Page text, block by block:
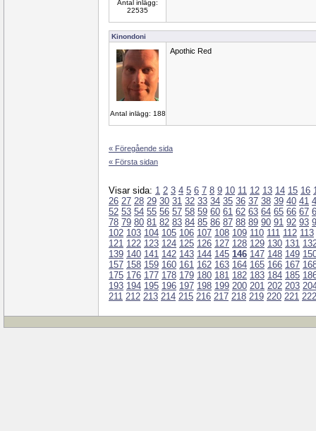
Antal inlägg:
22535
Kinondoni
Antal inlägg: 188
Apothic Red
« Föregående sida
« Första sidan
Visar sida: 1 2 3 4 5 6 7 8 9 10 11 12 13 14 15 16
26 27 28 29 30 31 32 33 34 35 36 37 38 39 40 41
52 53 54 55 56 57 58 59 60 61 62 63 64 65 66 67
78 79 80 81 82 83 84 85 86 87 88 89 90 91 92 93
102 103 104 105 106 107 108 109 110 111 112 113
121 122 123 124 125 126 127 128 129 130 131
139 140 141 142 143 144 145 146 147 148 149
157 158 159 160 161 162 163 164 165 166 167
175 176 177 178 179 180 181 182 183 184 185
193 194 195 196 197 198 199 200 201 202 203
211 212 213 214 215 216 217 218 219 220 221 222